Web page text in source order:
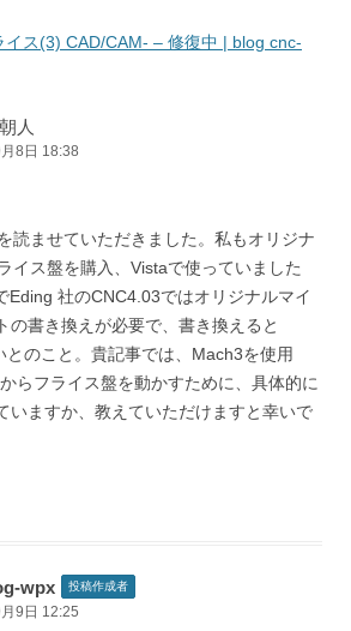
イス(3) CAD/CAM- – 修復中 | blog cnc-
人
8日 18:38
読ませていただきました。私もオリジナ
イス盤を購入、Vistaで使っていました
Eding 社のCNC4.03ではオリジナルマイ
の書き換えが必要で、書き換えると
とのこと。貴記事では、Mach3を使用
らフライス盤を動かすために、具体的に
いますか、教えていただけますと幸いで
wpx 投稿作成者
9日 12:25